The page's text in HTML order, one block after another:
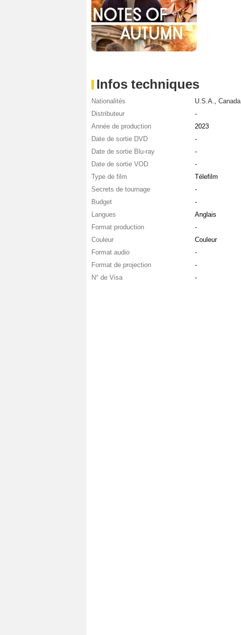
Infos techniques
Nationalités U.S.A.
Canada
Distributeur
-
Année de production
2023
Date de sortie DVD
-
Date de sortie Blu-ray
-
Date de sortie VOD
-
Type de film
Télefilm
Secrets de tournage
-
Budget
-
Langues
Anglais
Format production
-
Couleur
Couleur
Format audio
-
Format de projection
-
N° de Visa
-